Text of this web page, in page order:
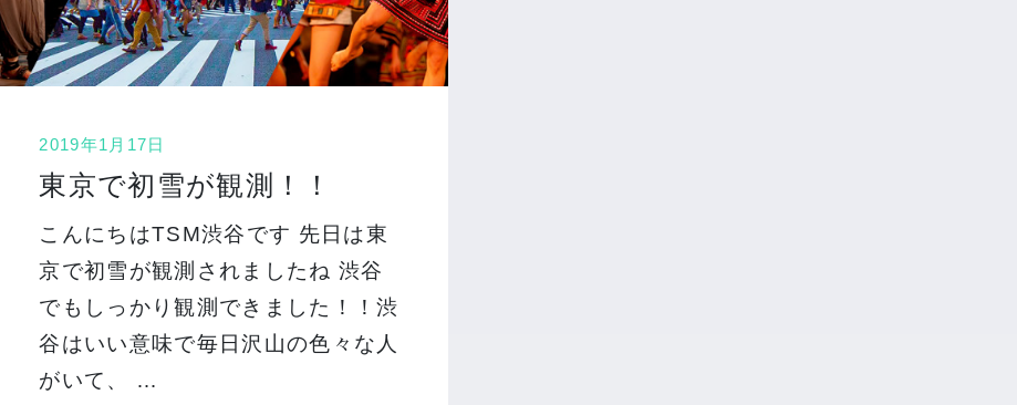
2019年1月17日
東京で初雪が観測！！
こんにちはTSM渋谷です 先日は東
京で初雪が観測されましたね 渋谷
でもしっかり観測できました！！渋
谷はいい意味で毎日沢山の色々な人
がいて、 …